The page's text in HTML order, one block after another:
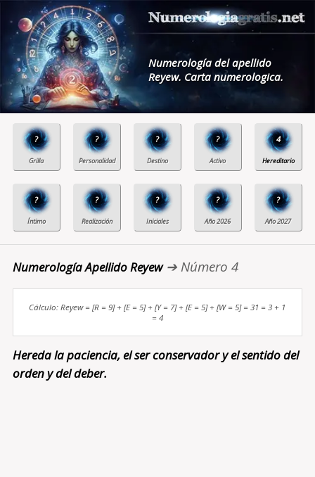
Numerología del apellido
Reyew. Carta numerologica.
? ? ? ? 4
? ? ? ? ?
Numerología Apellido Reyew➔ Número 4
Cálculo: Reyew = [R = 9] + [E = 5] + [Y = 7] + [E = 5] + [W = 5] = 31 = 3 + 1
= 4
Hereda la paciencia, el ser conservador y el sentido del
orden y del deber.